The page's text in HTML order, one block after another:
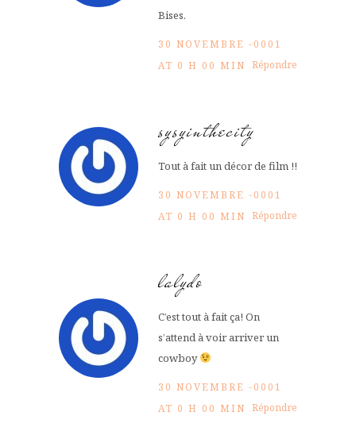
Bises.
30 NOVEMBRE -0001
AT 0 H 00 MIN Répondre
sysyinthecity
Tout à fait un décor de film !!
30 NOVEMBRE -0001
AT 0 H 00 MIN Répondre
lalydo
C’est tout à fait ça! On
s’attend à voir arriver un
cowboy
30 NOVEMBRE -0001
AT 0 H 00 MIN Répondre